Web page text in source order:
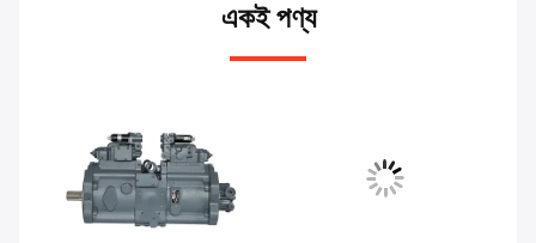
একই পণ্য